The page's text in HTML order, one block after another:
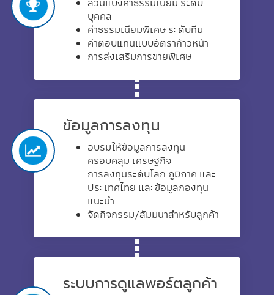
บุคคล
ค่าธรรมเนียมพิเศษ ระดับทีม
ค่าตอบแทนแบบอัตราก้าวหน้า
การส่งเสริมการขายพิเศษ
ข้อมูลการลงทุน
อบรมให้ข้อมูลการลงทุน
ครอบคลุม เศรษฐกิจ
การลงทุนระดับโลก ภูมิภาค และ
ประเทศไทย และข้อมูลกองทุน
แนะนำ
จัดกิจกรรม/สัมมนาสำหรับลูกค้า
ระบบการดูแลพอร์ตลูกค้า